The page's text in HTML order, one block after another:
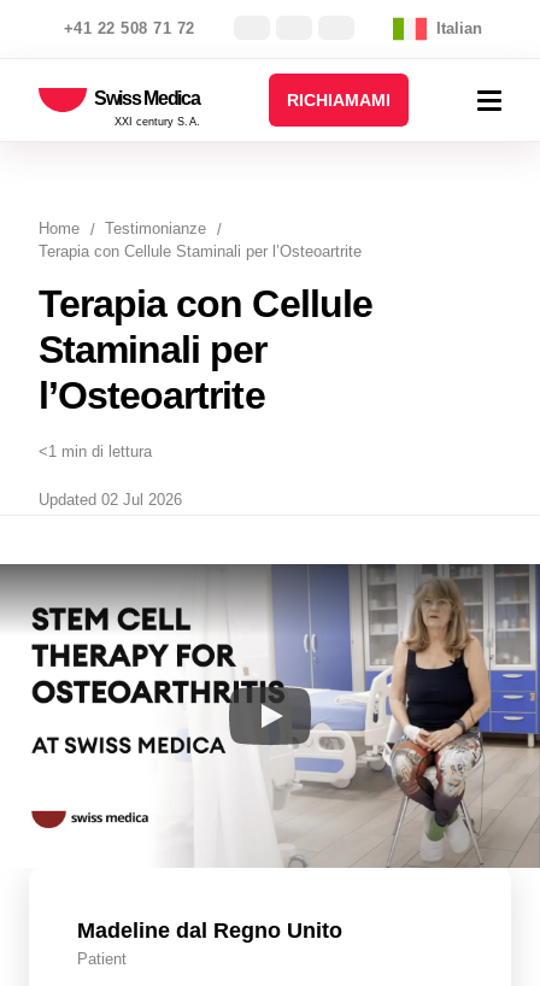
+41 22 508 71 72 Italian
Swiss Medica
XXI century S.A.
RICHIAMAMI
Home
Testimonianze
Terapia con Cellule Staminali per l’Osteoartrite
Terapia con Cellule
Staminali per
l’Osteoartrite
<1 min di lettura
Updated 02 Jul 2026
Madeline dal Regno Unito
Patient